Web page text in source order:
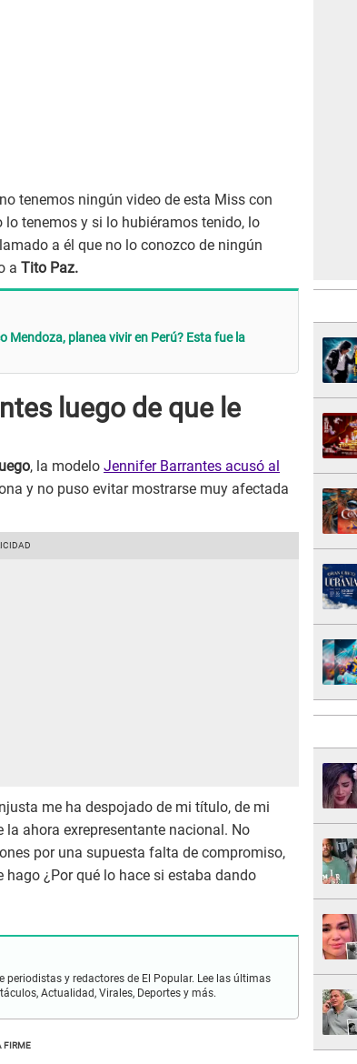
tenemos ningún video de esta Miss con
tenemos y si lo hubiéramos tenido, lo
a él que no lo conozco de ningún
a Tito Paz.
Mendoza, planea vivir en Perú? Esta fue la
luego de que le
, la modelo Jennifer Barrantes acusó al
y no puso evitar mostrarse muy afectada
me ha despojado de mi título, de mi
ahora exrepresentante nacional. No
por una supuesta falta de compromiso,
¿Por qué lo hace si estaba dando
y redactores de El Popular. Lee las últimas
Actualidad, Virales, Deportes y más.
FIRME